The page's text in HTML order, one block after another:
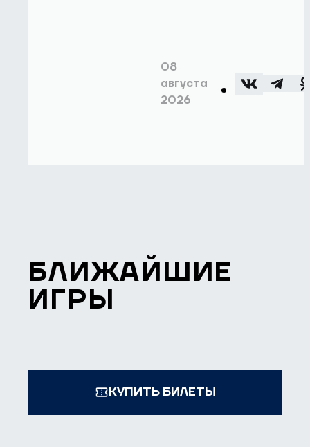
08
августа
2026
БЛИЖАЙШИЕ
ИГРЫ
КУПИТЬ БИЛЕТЫ